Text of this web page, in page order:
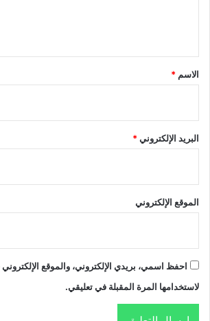
الاسم *
البريد الإلكتروني*
الموقع الإلكتروني
احفظ اسمي، بريدي الإلكتروني، والموقع
لاستخدامها المرة المقبلة في تعليقي.